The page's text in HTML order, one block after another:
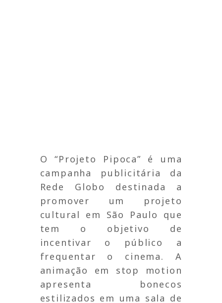
O “Projeto Pipoca” é uma
campanha publicitária da
Rede Globo destinada a
promover um projeto
cultural em São Paulo que
tem o objetivo de
incentivar o público a
frequentar o cinema. A
animação em stop motion
apresenta bonecos
estilizados em uma sala de